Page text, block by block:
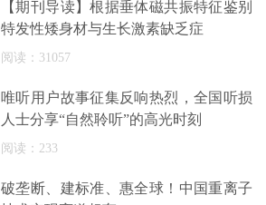
【期刊导读】根据垂体磁共振特征鉴别
特发性矮身材与生长激素缺乏症
阅读：31057
唯听用户故事征集反响热烈，全国听损
人士分享“自然聆听”的高光时刻
阅读：233
破垄断、建标准、惠全球！中国重离子